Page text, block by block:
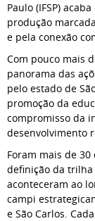
Paulo (IFSP)
produção
e pela conexão
Com pouco mais
panorama das
pelo estado de
promoção da
compromisso da
desenvolvimento
Foram mais de
definição da trilha
aconteceram ao
campi
e São Carlos.